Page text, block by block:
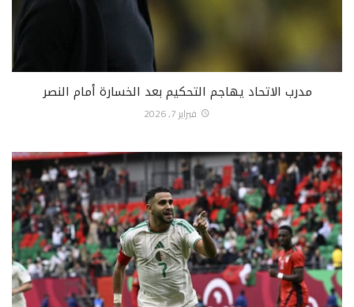
مدرب الاتحاد يهاجم التحكيم بعد الخسارة أمام النصر
فبراير 7, 2026